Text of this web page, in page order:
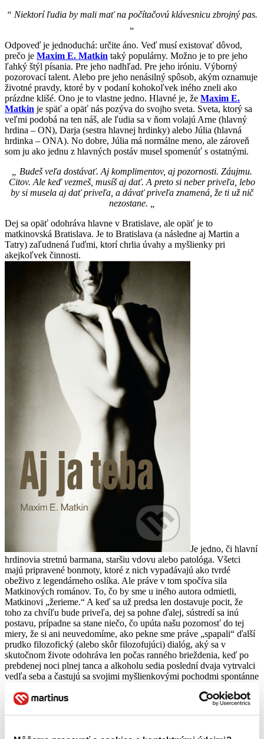
“ Niektorí ľudia by mali mať na počítačovú klávesnicu zbrojný pas.
Odpoveď je jednoduchá: určite áno. Veď musí existovať dôvod,
prečo je Maxim E. Matkin taký populárny. Možno je to pre jeho
ľahký štýl písania. Pre jeho nadhľad. Pre jeho iróniu. Výborný
pozorovací talent. Alebo pre jeho nenásilný spôsob, akým oznamuje
životné pravdy, ktoré by v podaní kohokoľvek iného zneli ako
prázdne klišé. Ono je to vlastne jedno. Hlavné je, že Maxim E.
Matkin je späť a opäť nás pozýva do svojho sveta. Sveta, ktorý sa
veľmi podobá na ten náš, ale ľudia sa v ňom volajú Arne (hlavný
hrdina – ON), Darja (sestra hlavnej hrdinky) alebo Júlia (hlavná
hrdinka – ONA). No dobre, Júlia má normálne meno, ale zároveň
som ju ako jednu z hlavných postáv musel spomenúť s ostatnými.
Budeš veľa dostávať. Aj komplimentov, aj pozornosti. Záujmu.
Citov. Ale keď vezmeš, musíš aj dať. A preto si neber priveľa, lebo
by si musela aj dať priveľa, a dávať priveľa znamená, že ti už nič
nezostane. „
Dej sa opäť odohráva hlavne v Bratislave, ale opäť je to
matkinovská Bratislava. Je to Bratislava (a následne aj Martin a
Tatry) zaľudnená ľuďmi, ktorí chrlia úvahy a myšlienky pri
akejkoľvek činnosti.
Je jedno, či hlavní
hrdinovia stretnú barmana, staršiu vdovu alebo patológa. Všetci
majú pripravené bonmoty, ktoré z nich vypadávajú ako tvrdé
obeživo z legendárneho oslíka. Ale práve v tom spočíva sila
Matkinových románov. To, čo by sme u iného autora odmietli,
Matkinovi „žerieme.“ A keď sa už predsa len dostavuje pocit, že
toho za chvíľu bude priveľa, dej sa pohne ďalej, sústredí sa inú
postavu, prípadne sa stane niečo, čo upúta našu pozornosť do tej
miery, že si ani neuvedomíme, ako pekne sme práve „spapali“ ďalší
prudko filozofický (alebo skôr filozofujúci) dialóg, aký sa v
skutočnom živote odohráva len počas ranného brieždenia, keď po
prebdenej noci plnej tanca a alkoholu sedia poslední dvaja vytrvalci
vedľa seba a častujú sa svojimi myšlienkovými pochodmi spontánne
„Žijeme vo vlastnej hlave ako v klietke, – povedal Dub Arnemu. –
My starí sme si už na tie svoje klietky zvykli. Predsa len, za tie roky.